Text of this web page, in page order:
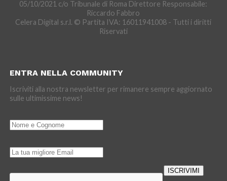
05/10/2021 c/o Tribunale di Roma Direttore Responsabile:
Riccardo Fabbro
Celera Digital s.r.l. © Partita IVA: 16011941008 - Tutti i diritti
Riservati
ENTRA NELLA COMMUNITY
Iscriviti alla nostra newsletter per rimanere sempre aggiornato
sulle ultimissime news!
ISCRIVIMI